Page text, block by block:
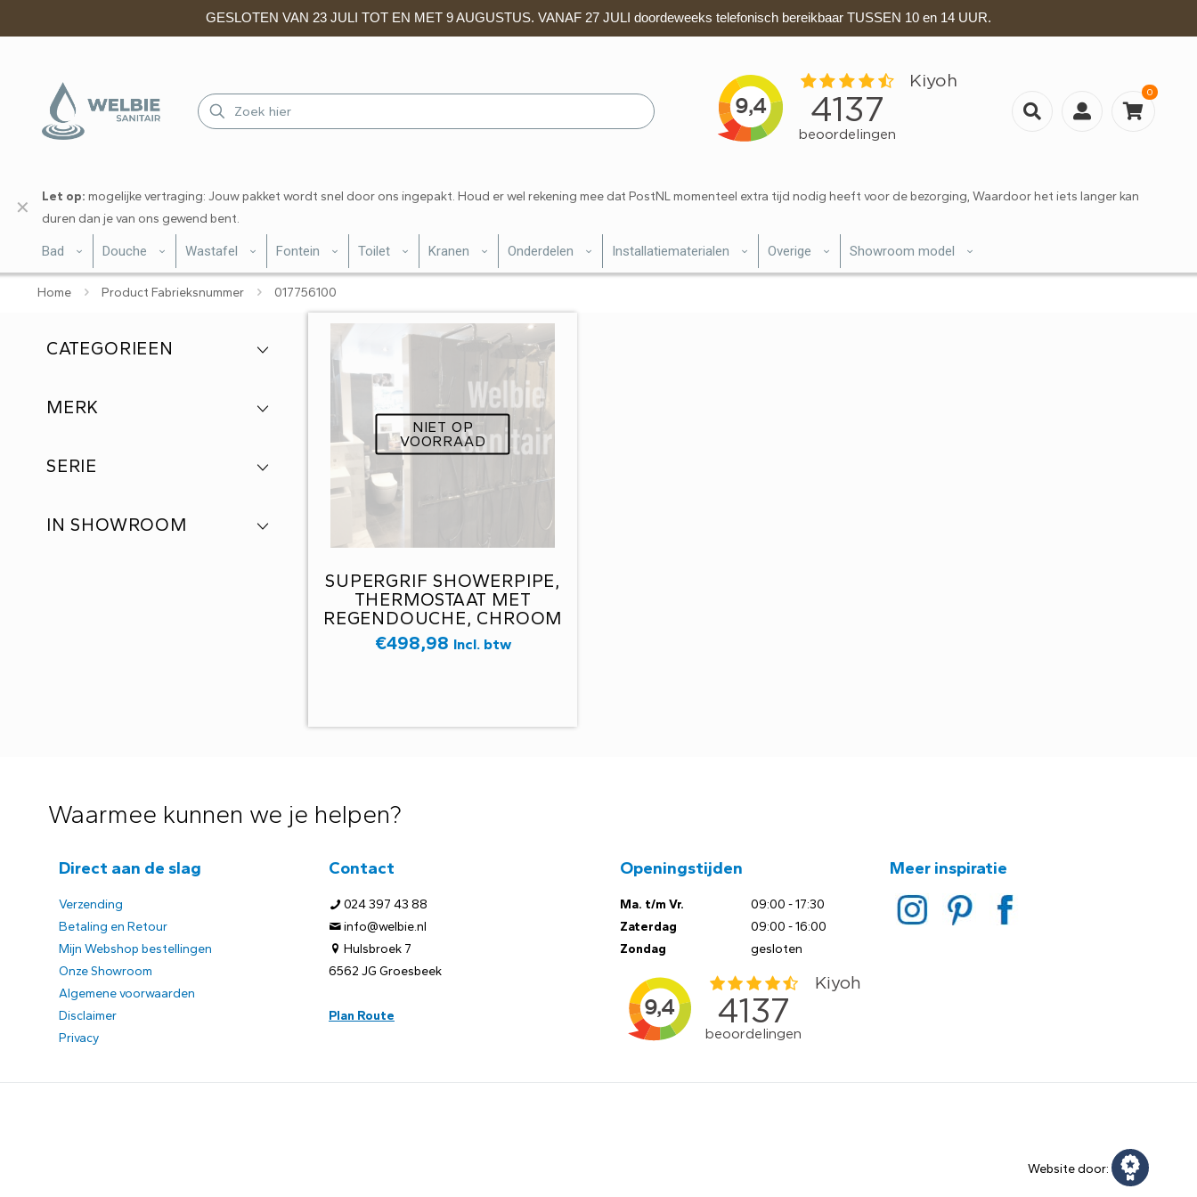
GESLOTEN VAN 23 JULI TOT EN MET 9 AUGUSTUS. VANAF 27 JULI doordeweeks telefonisch bereikbaar TUSSEN 10 en 14 UUR.
0
Let op: mogelijke vertraging: Jouw pakket wordt snel door ons ingepakt. Houd er wel rekening mee dat PostNL momenteel extra tijd nodig heeft voor de bezorging, Waardoor het iets langer kan
duren dan je van ons gewend bent.
✕
Bad Douche Wastafel Fontein Toilet Kranen Onderdelen Installatiematerialen Overige Showroom model
Home Product Fabrieksnummer 017756100
NIET OP
VOORRAAD
SUPERGRIF SHOWERPIPE,
THERMOSTAAT MET
REGENDOUCHE, CHROOM
017756110
€498,98 Incl. btw
CATEGORIEEN
MERK
SERIE
IN SHOWROOM
Waarmee kunnen we je helpen?
Direct aan de slag
Verzending
Betaling en Retour
Mijn Webshop bestellingen
Onze Showroom
Algemene voorwaarden
Disclaimer
Privacy
Contact
024 397 43 88
info@welbie.nl
Hulsbroek 7
6562 JG Groesbeek
Plan Route
Openingstijden
Ma. t/m Vr.
Zaterdag
Zondag
09:00 - 17:30
09:00 - 16:00
gesloten
Meer inspiratie
Website door: